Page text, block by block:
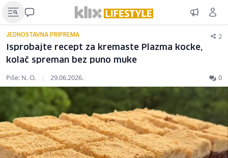
JEDNOSTAVNA PRIPREMA 2
Isprobajte recept za kremaste Plazma kocke,
kolač spreman bez puno muke
Piše: N. O. | 29.06.2026. 0